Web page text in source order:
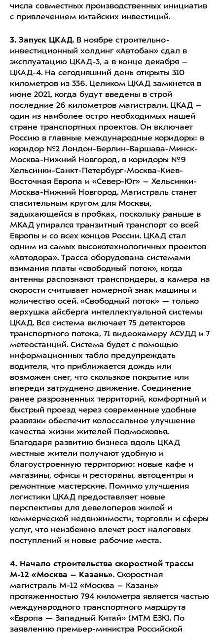
числа совместных производственных инициатив
с привлечением китайских инвестиций.
3. Запуск ЦКАД. В ноябре строительно-
инвестиционный холдинг «Автобан» сдал в
эксплуатацию ЦКАД-3, а в конце декабря –
ЦКАД-4. На сегодняшний день открыты 310
километров из 336. Целиком ЦКАД замкнется в
июне 2021, когда будут введены в строй
последние 26 километров магистрали. ЦКАД –
один из наиболее остро необходимых нашей
стране транспортных проектов. Он включает
Россию в главные международные коридоры: в
коридор №2 Лондон-Берлин-Варшава-Минск-
Москва-Нижний Новгород, в коридоры №9
Хельсинки-Санкт-Петербург-Москва-Киев-
Восточная Европа и «Север-Юг» – Хельсинки-
Москва-Нижний Новгород. Магистраль станет
спасительным кругом для Москвы,
задыхающейся в пробках, поскольку раньше в
МКАД упирался транзитный транспорт со всей
Европы и со всех концов России. ЦКАД стал
одним из самых высокотехнологичных проектов
«Автодора». Трасса оборудована системами
взимания платы «свободный поток», когда
антенны распознают транспондеры, а камера на
скорости считывает номерной знак машины и
количество осей. «Свободный поток» — только
верхушка айсберга интеллектуальной системы
ЦКАД. Вся система включает 75 детекторов
транспортного потока, 71 видеокамеру АСУДД и 7
метеостанций. Система будет с помощью
информационных табло предупреждать
водителя, что приближается дождь или
возможен снег, что скользкое покрытие или
впереди затруднено движение. Соединение
ранее разрозненных территорий, комфортный и
быстрый проезд через современные удобные
развязки обеспечит колоссальное улучшение
качества жизни жителей Подмосковья.
Благодаря развитию бизнеса вдоль ЦКАД
местные жители получают удобную и
благоустроенную территорию: новые кафе и
магазины, офисы и рестораны, автоцентры и
ремонтные мастерские. Помимо улучшения
логистики ЦКАД предоставляет новые
перспективы для девелоперов жилой и
коммерческой недвижимости, торговли и сферы
услуг, что неизбежно влечет рост налоговых
поступлений и новые рабочие места.
4. Начало строительства скоростной трассы
М-12 «Москва – Казань». Скоростная
магистраль М-12 «Москва – Казань»
протяженностью 794 километра является частью
международного транспортного маршрута
«Европа — Западный Китай» (МТМ ЕЗК). По
заявлению премьер-министра Российской